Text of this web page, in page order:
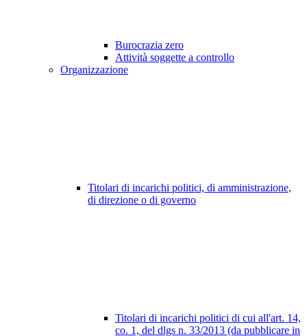
Burocrazia zero
Attività soggette a controllo
Organizzazione
Titolari di incarichi politici, di amministrazione,
di direzione o di governo
Titolari di incarichi politici di cui all'art. 14,
co. 1, del dlgs n. 33/2013 (da pubblicare in